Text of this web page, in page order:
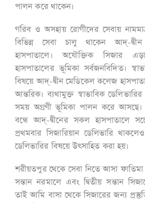
পালন করে থাকেন।
গরিব ও অসহায় রোগীদের সেবায়
বিভিন্ন সেবা চালু থাকেন আদ্-
হাসপাতালে। অযৌক্তিক সিজার
হাসপাতালের ভূমিকা সর্বজনবিদিত।
বিষয়ে আদ্-দ্বীন মেডিকেল কলেজ
আন্তরিক। ব্যথামুক্ত স্বাভাবিক
সময় অগ্রণী ভূমিকা পালন করে আসছে।
বন্ধে আদ্-দ্বীনের সকল হাসপাতালে
প্রথমবার সিজারিয়ান ডেলিভারি
ডেলিভারির বিষয়ে উৎসাহিত করা হয়।
শরীয়তপুর থেকে সেবা নিতে আসা
সন্তান নরমালে এবং দ্বিতীয় সন্তান
তাই আমি বাসা থেকে সিজারের জন্য